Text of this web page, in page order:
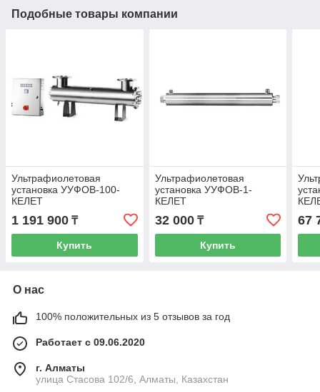
Подобные товары компании
Ультрафиолетовая
установка УУФОВ-100-
КЕЛЕТ
1 191 900 ₸
Купить
Ультрафиолетовая
установка УУФОВ-1-
КЕЛЕТ
32 000₸
Купить
67
О нас
100% положительных из 5 отзывов за год
Работает с 09.06.2020
г. Алматы
улица Стасова 102/6, Алматы, Казахстан